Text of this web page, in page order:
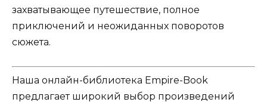
захватывающее путешествие, полное
приключений и неожиданных поворотов
сюжета.
Наша онлайн-библиотека Empire-Book
предлагает широкий выбор произведений